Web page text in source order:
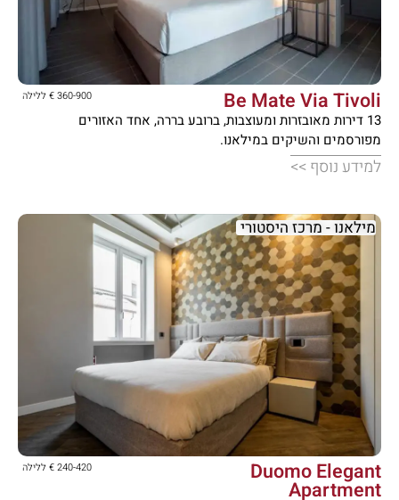





Be Mate Via Tivoli 360-900 € ללילה
13 דירות מאובזרות ומעוצבות, ברובע בררה, אחד האזורים
מפורסמים והשיקים במילאנו.
למידע נוסף >>




Duomo Elegant
Apartment
240-420 € ללילה
מילאנו - מרכז היסטורי